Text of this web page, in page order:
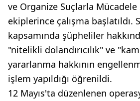
ve Organize Suçlarla
ekiplerince çalışma başlatıldı.
kapsamında şüpheliler
"nitelikli dolandırıcılık" ve
yararlanma hakkının
işlem yapıldığı öğrenildi.
12 Mayıs'ta düzenlenen